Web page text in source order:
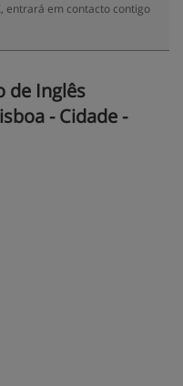
entrará em contacto contigo
de Inglês
- Cidade -